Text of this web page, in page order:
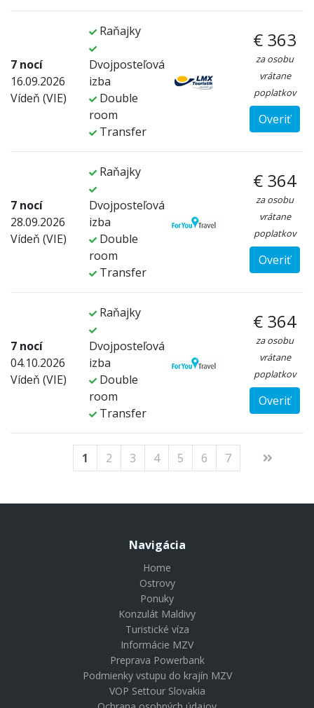
7 nocí
16.09.2026
Vídeň (VIE)
Raňajky
Dvojposteľová
izba
Double
room
Transfer
€ 363
za osobu
vrátane
poplatkov
Overiť
7 nocí
28.09.2026
Vídeň (VIE)
Raňajky
Dvojposteľová
izba
Double
room
Transfer
€ 364
za osobu
vrátane
poplatkov
Overiť
7 nocí
04.10.2026
Vídeň (VIE)
Raňajky
Dvojposteľová
izba
Double
room
Transfer
€ 364
za osobu
vrátane
poplatkov
Overiť
1 2 3 4 5 6 7
Navigácia
Home
Ostrovy
Ponuky
Konzulát Maldivy
Turistické víza
Informácie MZV
Preprava Powerbank
Podmienky vstupu do krajín MZV
VOP Settour Slovakia